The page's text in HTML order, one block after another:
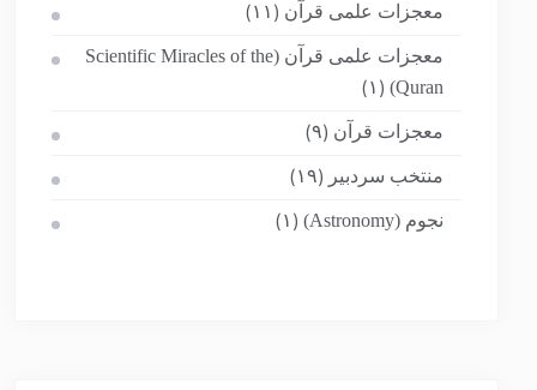
معجزات علمی قرآن (۱۱)
معجزات علمی قرآن (Scientific Miracles of the
Quran)
(۱)
معجزات قرآن (۹)
منتخب سردبیر (۱۹)
نجوم (Astronomy) (۱)